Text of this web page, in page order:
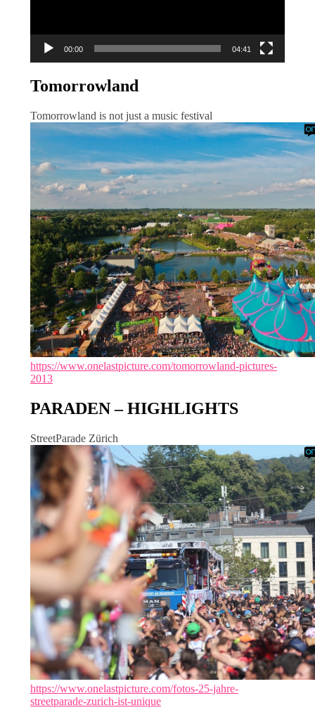
00:00 04:41
Tomorrowland
Tomorrowland is not just a music festival
https://www.onelastpicture.com/tomorrowland-pictures-
2013
PARADEN – HIGHLIGHTS
StreetParade Zürich
https://www.onelastpicture.com/fotos-25-jahre-
streetparade-zurich-ist-unique